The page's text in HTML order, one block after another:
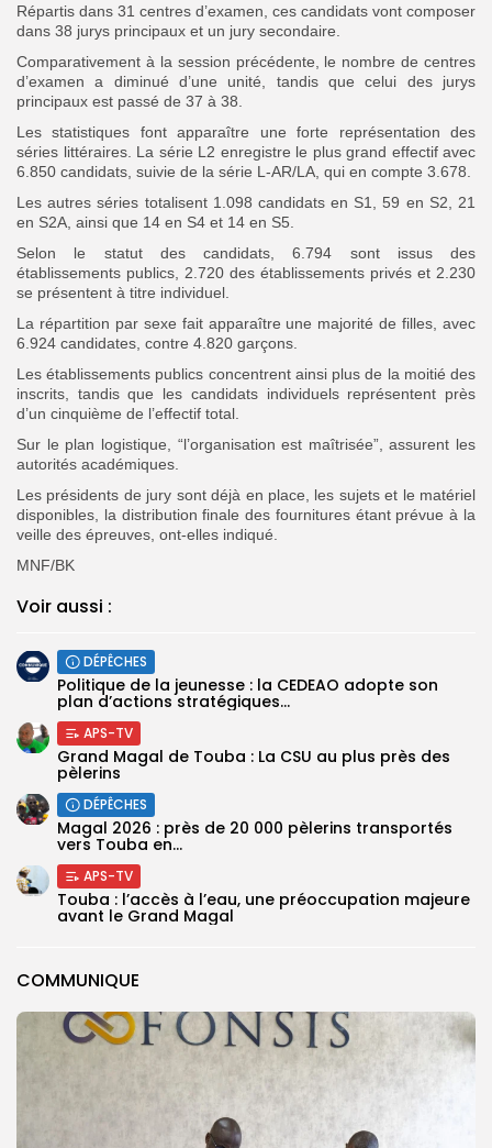
COMMUNIQUE
Répartis dans 31 centres d’examen, ces candidats vont composer
dans 38 jurys principaux et un jury secondaire.
Comparativement à la session précédente, le nombre de centres
d’examen a diminué d’une unité, tandis que celui des jurys
principaux est passé de 37 à 38.
Les statistiques font apparaître une forte représentation des
séries littéraires. La série L2 enregistre le plus grand effectif avec
6.850 candidats, suivie de la série L-AR/LA, qui en compte 3.678.
Les autres séries totalisent 1.098 candidats en S1, 59 en S2, 21
en S2A, ainsi que 14 en S4 et 14 en S5.
Selon le statut des candidats, 6.794 sont issus des
établissements publics, 2.720 des établissements privés et 2.230
se présentent à titre individuel.
La répartition par sexe fait apparaître une majorité de filles, avec
6.924 candidates, contre 4.820 garçons.
Les établissements publics concentrent ainsi plus de la moitié des
inscrits, tandis que les candidats individuels représentent près
d’un cinquième de l’effectif total.
Sur le plan logistique, “l’organisation est maîtrisée”, assurent les
autorités académiques.
Les présidents de jury sont déjà en place, les sujets et le matériel
disponibles, la distribution finale des fournitures étant prévue à la
veille des épreuves, ont-elles indiqué.
MNF/BK
Voir aussi :
DÉPÊCHES
Politique de la jeunesse : la CEDEAO adopte son
plan d’actions stratégiques...
APS-TV
Grand Magal de Touba : La CSU au plus près des
pèlerins
DÉPÊCHES
Magal 2026 : près de 20 000 pèlerins transportés
vers Touba en...
APS-TV
Touba : l’accès à l’eau, une préoccupation majeure
avant le Grand Magal